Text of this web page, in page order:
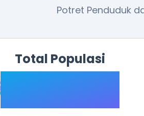
Potret Penduduk
Total Populasi
20.413